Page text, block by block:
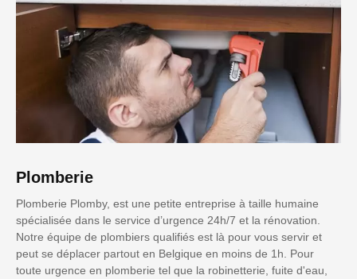
Plomberie
Plomberie Plomby, est une petite entreprise à taille humaine
spécialisée dans le service d’urgence 24h/7 et la rénovation.
Notre équipe de plombiers qualifiés est là pour vous servir et
peut se déplacer partout en Belgique en moins de 1h. Pour
toute urgence en plomberie tel que la robinetterie, fuite d'eau,